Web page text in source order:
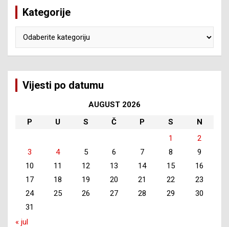
Kategorije
Vijesti po datumu
AUGUST 2026
P
U S Č P S
N
1
2
3
4 5 6 7 8
9
10
11 12 13 14 15
16
17
18 19 20 21 22
23
24
25 26 27 28 29
30
31
« jul